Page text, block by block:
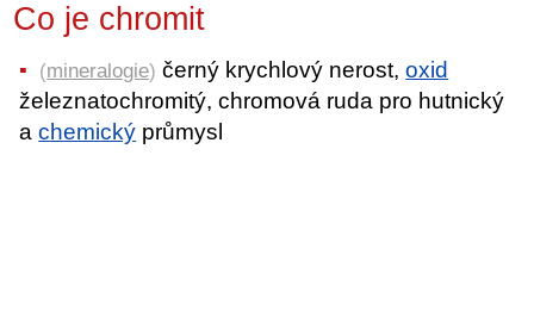
Co je chromit
(mineralogie) černý krychlový nerost,oxid
železnatochromitý, chromová ruda pro hutnický
achemický průmysl